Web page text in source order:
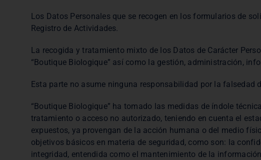
Los Datos Personales que se recogen en los formularios de
Registro de Actividades.
La recogida y tratamiento mixto de los Datos de Carácter
“Boutique Biologique” así como la gestión, administración,
Esta parte no asume ninguna responsabilidad por la
“Boutique Biologique” ha tomado las medidas de índole
tratamiento o acceso no autorizado, teniendo en cuenta el
expuestos, ya provengan de la acción humana o del medio
objetivos básicos en materia de seguridad, como son: la
integridad, entendida como el mantenimiento de la